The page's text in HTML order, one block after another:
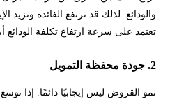
والودائع. لذلك قد ترتفع الفائدة وتزيد
تعتمد على سرعة ارتفاع تكلفة الودائع
2. جودة محفظة التمويل
نمو القروض ليس إيجابيًا دائمًا. إذا